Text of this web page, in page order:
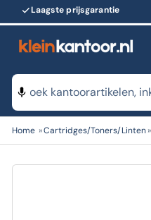
Laagste prijsgarantie
Zoeken
naar
Home »Cartridges/Toners/Linten»